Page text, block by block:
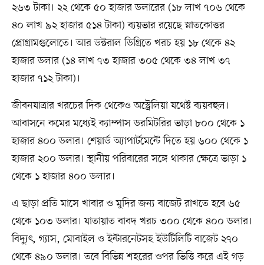
২৬৩ টাকা। ২২ থেকে ৫০ হাজার ডলারের (১৮ লাখ ৭০৬ থেকে
৪০ লাখ ৯২ হাজার ৫১৪ টাকা) ব্যয়ভার রয়েছে স্নাতকোত্তর
প্রোগ্রামগুলোতে। আর ডক্টরাল ডিগ্রিতে খরচ হয় ১৮ থেকে ৪২
হাজার ডলার (১৪ লাখ ৭৩ হাজার ৩০৫ থেকে ৩৪ লাখ ৩৭
হাজার ৭১২ টাকা)।
জীবনযাত্রার খরচের দিক থেকেও অস্ট্রেলিয়া যথেষ্ট ব্যয়বহুল।
আবাসনে কমের মধ্যেই ক্যাম্পাস ডরমিটরির ভাড়া ৮০০ থেকে ১
হাজার ৪০০ ডলার। শেয়ার্ড অ্যাপার্টমেন্টে দিতে হয় ৬০০ থেকে ১
হাজার ২০০ ডলার। স্থানীয় পরিবারের সঙ্গে থাকার ক্ষেত্রে ভাড়া ১
থেকে ১ হাজার ৪০০ ডলার।
এ ছাড়া প্রতি মাসে খাবার ও মুদির জন্য বাজেট রাখতে হবে ৬৫
থেকে ১০৩ ডলার। যাতায়াত বাবদ খরচ ৩০০ থেকে ৪০০ ডলার।
বিদ্যুৎ, গ্যাস, মোবাইল ও ইন্টারনেটসহ ইউটিলিটি বাজেট ২৭০
থেকে ৪৯০ ডলার। তবে বিভিন্ন শহরের ওপর ভিত্তি করে এই গড়